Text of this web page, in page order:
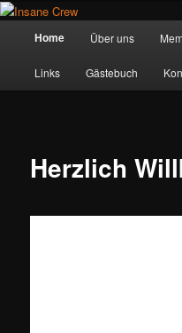
Zum
wechseln
Insane Crew
Herzlich willkommen bei der
HauptmenüHome Über uns
Links Gästebuch
Herzlich